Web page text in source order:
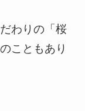
わりの「桜
こともあり